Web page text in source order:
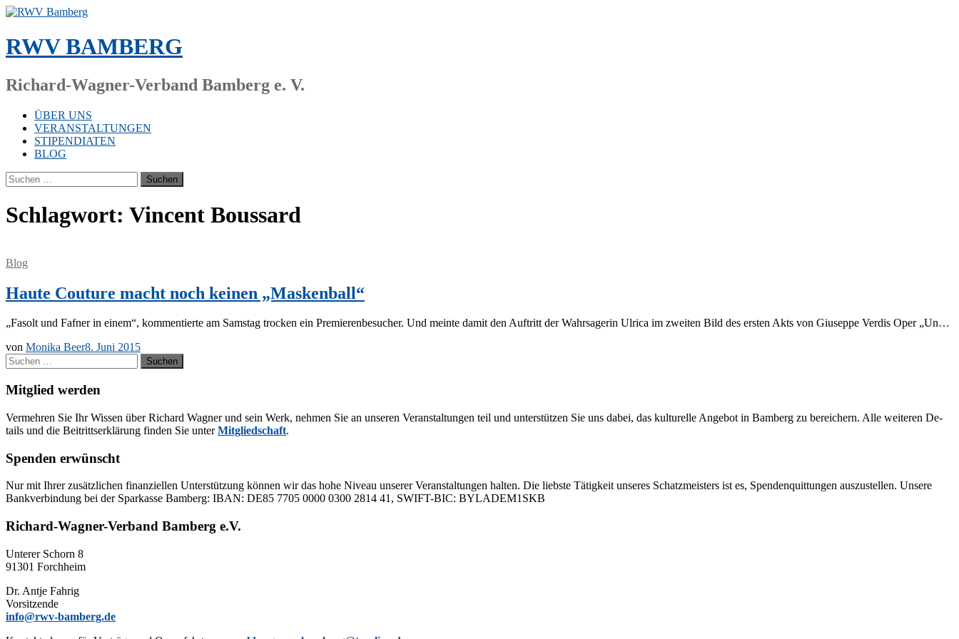
Zum
springen
RWV BAMBERG
Richard-Wagner-Verband Bamberg e. V.
ÜBER UNS
VERANSTALTUNGEN
STIPENDIATEN
BLOG
Suchen
nach:
Schlagwort: Vincent Boussard
Blog
Haute Couture macht noch keinen „Maskenball“
„Fa­solt und Faf­ner in ei­nem“, kom­men­tier­te am Sams­tag tro­cken ein Pre­mie­ren­be­su­cher. Und mein­te da­mit den Auf­tritt der Wahr­sa­ge­rin Ul­ri­ca im zwei­ten Bild des ers­ten Akts von Giu­sep­pe Ver­dis Oper „Un…
von Monika Beer8. Juni 2015
Suchen
nach:
Mitglied werden
Ver­meh­ren Sie Ihr Wis­sen über Ri­chard Wag­ner und sein Werk, neh­men Sie an un­se­ren Ver­an­stal­tun­gen teil und un­ter­stüt­zen Sie uns da­bei, das kul­tu­rel­le An­ge­bot in Bam­berg zu be­rei­chern. Alle wei­te­ren De­
tails und die Bei­tritts­er­klä­rung fin­den Sie un­terMit­glied­schaft.
Spenden erwünscht
Nur mit Ih­rer zu­sätz­li­chen fi­nan­zi­el­len Un­ter­stüt­zung kön­nen wir das hohe Ni­veau un­se­rer Ver­an­stal­tun­gen hal­ten. Die liebs­te Tä­tig­keit un­se­res Schatz­meis­ters ist es, Spen­den­quit­tun­gen aus­zu­stel­len. Un­se­re
Bank­ver­bin­dung bei der Spar­kas­se Bam­berg: IBAN: DE85 7705 0000 0300 2814 41, SWIFT-BIC: BYLADEM1SKB
Richard-Wagner-Verband Bamberg e.V.
Un­te­rer Schorn 8
91301 Forchheim
Dr. Ant­je Fahrig
Vorsitzende
info@rwv-bamberg.de